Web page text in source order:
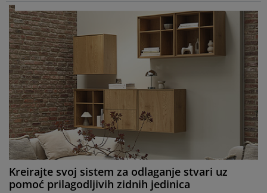
Kreirajte svoj sistem za odlaganje stvari uz
pomoć prilagodljivih zidnih jedinica